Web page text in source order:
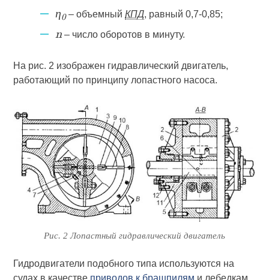
η
0
– объемныйКПД, равный 0,7-0,85;
n – число оборотов в минуту.
На рис. 2 изображен гидравлический двигатель,
работающий по принципу лопастного насоса.
Рис. 2 Лопастный гидравлический двигатель
Гидродвигатели подобного типа используются на
судах в качестве приводов к брашпилям и лебедкам.